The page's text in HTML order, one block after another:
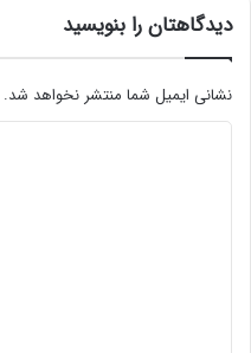
دیدگاهتان را بنویسید
نشانی ایمیل شما منتشر نخواهد شد.